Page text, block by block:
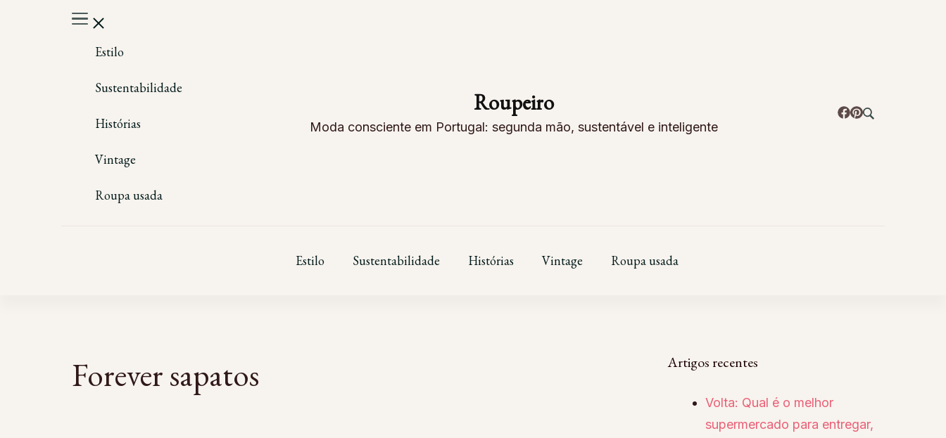
Estilo
Sustentabilidade
Histórias
Vintage
Roupa usada
Roupeiro
Moda consciente em Portugal: segunda mão, sustentável e inteligente
Estilo Sustentabilidade Histórias Vintage Roupa usada
Forever sapatos Artigos recentes
Volta: Qual é o melhor
supermercado para entregar,